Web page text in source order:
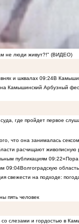
не люди живут?!" (ВИДЕО)
и шквалах 09:24В
Камышинский Арбузный
где пройдет первое
что она занималась
расчищают
публикациям 09:22«Пора
09:04Волгоградскую
свежести на подходе:
пять человек
слезами и гордостью в